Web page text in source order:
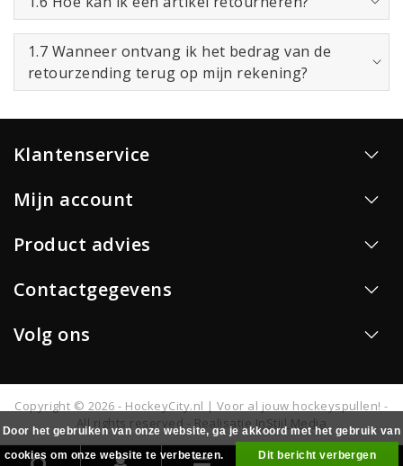
1.7 Wanneer ontvang ik het bedrag van de
retourzending terug op mijn rekening?
Klantenservice
Mijn account
Product advies
Contactgegevens
Volg ons
Copyright © 2026 - HockeyCity.nl | Voor al jouw hockeyspullen! -
All rights reserved - Realisatie InStijl Media
0
Door het gebruiken van onze website, ga je akkoord met het gebruik van
cookies om onze website te verbeteren.
Dit bericht verbergen